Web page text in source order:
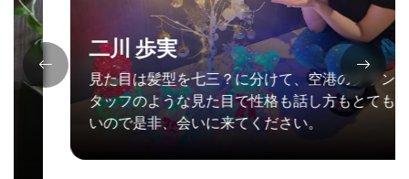
二川 歩実
見た目は髪型を七三？に分けて、空港のグランドス
タッフのような見た目で性格も話し方もとても優し
いので是非、会いに来てください。